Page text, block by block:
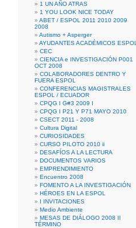
1 UN AÑO ATRAS
1 YOU LOOK NICE TODAY
ABET / ESPOL 2011 2010 2009
2008
Autismo + Asperger
AYUDANTES ACADÉMICOS ESPOL
CEC
CIENCIA e INVESTIGACIÓN P001
OCT 2008
COLABORADORES DENTRO Y
FUERA ESPOL
CONFERENCIAS MAGISTRALES
ESPOL / ECUADOR
CPQG I G#3 2009 I
CPQG I P21 Y P71 MAYO 2010
CSECT 2011 - 2008
Cultura Digital
CURIOSIDADES
CURSO PILOTO 2010 ii
DESAFÍOS A LA LECTURA
DOCUMENTOS VARIOS
EMPRENDIMIENTO
Encuentro 2008
FOMENTO A LA INVESTIGACIÓN
HÉROES EN LA ESPOL
I INVITACIONES
Medio Ambiente
MESAS DE DIÁLOGO 2008 II
TÉRMINO